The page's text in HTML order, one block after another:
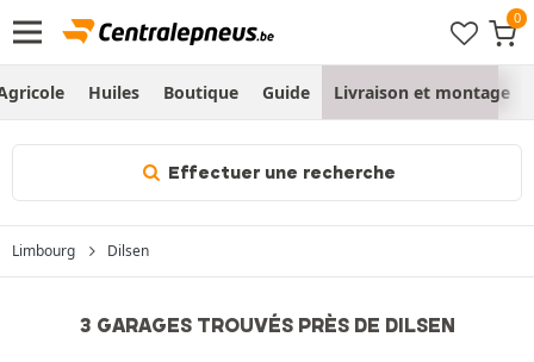
Huiles Boutique Guide Livraison et montage
Effectuer une recherche
Limbourg Dilsen
3 GARAGES TROUVÉS PRÈS DE DILSEN